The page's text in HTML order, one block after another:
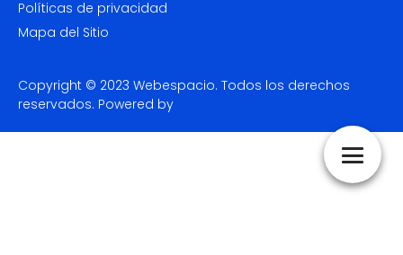
Políticas de privacidad
Mapa del Sitio
Copyright © 2023 Webespacio. Todos los derechos
reservados. Powered by